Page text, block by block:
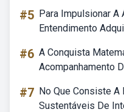
#5 Para Impulsionar A
Entendimento
#6 A Conquista
Acompanhamento
#7 No Que Consiste
Sustentáveis De